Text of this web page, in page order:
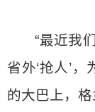
“最近我
省外‘抢人’
的大巴上，格